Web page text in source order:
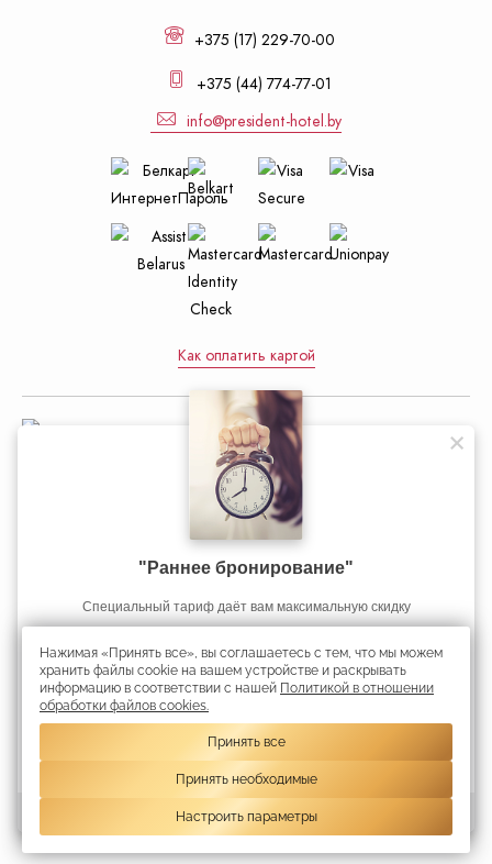
Нажимая «Принять все», вы соглашаетесь с тем, что мы можем
хранить файлы cookie на вашем устройстве и раскрывать
информацию в соответствии с нашей Политикой в отношении
обработки файлов cookies.
Принять все
Принять необходимые
Настроить параметры
+375 (17) 229-70-00
+375 (44) 774-77-01
info@president-hotel.by
Как оплатить картой
Управление делами Президента
Официальный интернет-портал
Президента Республики Беларусь
Республиканское унитарное предприятие «Президент-Отель».
Информация является собственностью гостиницы «Президент-Отель».
УНП 192750936 свидетельство выдано 02 марта 2023 года Минским
городским исполнительным комитетом
Travelline
Избавьтесь от стресса и напряжения: попробуйте наш новый
тариф на проживание RELAX & SPA!
"Раннее бронирование"
Cпециальный тариф даёт вам максимальную скидку
Получить скидку
Если Вы планируете длительную поездку в Минск, то у нас для
Вас есть специальное предложение!
Скидка 45%
Избавьтесь от стресса и напряжения: попробуйте наш новый
тариф на проживание RELAX & SPA!
Предыдущий слайд